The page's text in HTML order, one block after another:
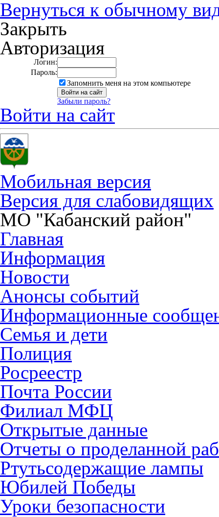
Вернуться к обычному
Закрыть
Авторизация
Логин:
Пароль:
Запомнить меня на этом компьютере
Забыли пароль?
Войти на сайт
Мобильная версия
Версия для слабовидящих
МО "Кабанский район"
Главная
Информация
Новости
Анонсы событий
Информационные
Семья и дети
Полиция
Росреестр
Почта России
Филиал МФЦ
Открытые данные
Отчеты о проделанной
Ртутьсодержащие лампы
Юбилей Победы
Уроки безопасности